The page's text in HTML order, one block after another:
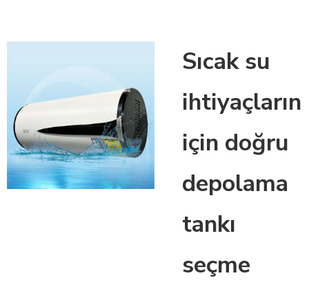
Sıcak su
ihtiyaçların
için doğru
depolama
tankı
seçme